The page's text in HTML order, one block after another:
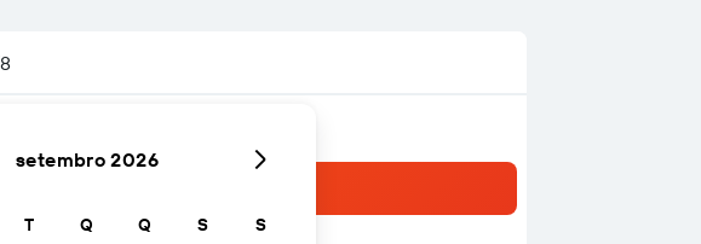
setembro 2026
T Q Q S S